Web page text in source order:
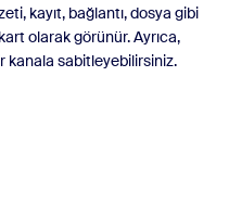
kayıt, bağlantı, dosya gibi
olarak görünür. Ayrıca,
kanala sabitleyebilirsiniz.